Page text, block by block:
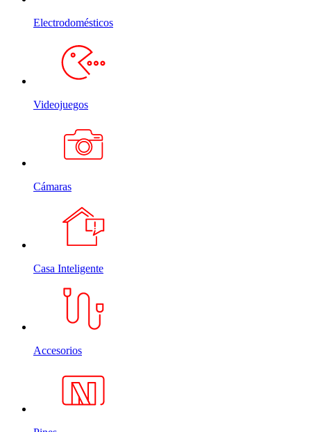
Electrodomésticos
Videojuegos
Cámaras
Casa Inteligente
Accesorios